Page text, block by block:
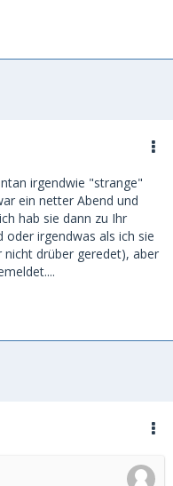
irgendwie "strange"
ein netter Abend und
hab sie dann zu Ihr
oder irgendwas als ich sie
drüber geredet), aber